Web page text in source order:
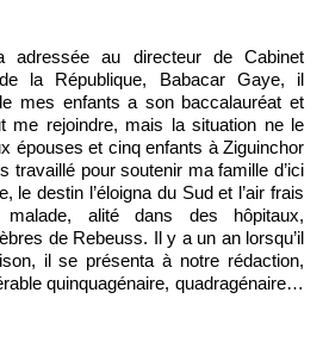
adressée au directeur de Cabinet
la République, Babacar Gaye, il
mes enfants a son baccalauréat et
me rejoindre, mais la situation ne le
épouses et cinq enfants à Ziguinchor
travaillé pour soutenir ma famille d’ici
le destin l’éloigna du Sud et l’air frais
malade, alité dans des hôpitaux,
de Rebeuss. Il y a un an lorsqu’il
il se présenta à notre rédaction,
quinquagénaire, quadragénaire…